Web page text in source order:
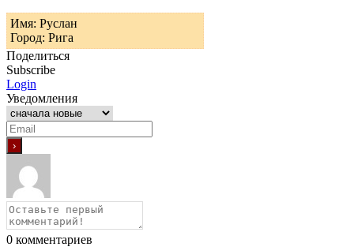
Имя: Руслан
Город: Рига
Поделиться
Subscribe
Login
Уведомления
0 комментариев